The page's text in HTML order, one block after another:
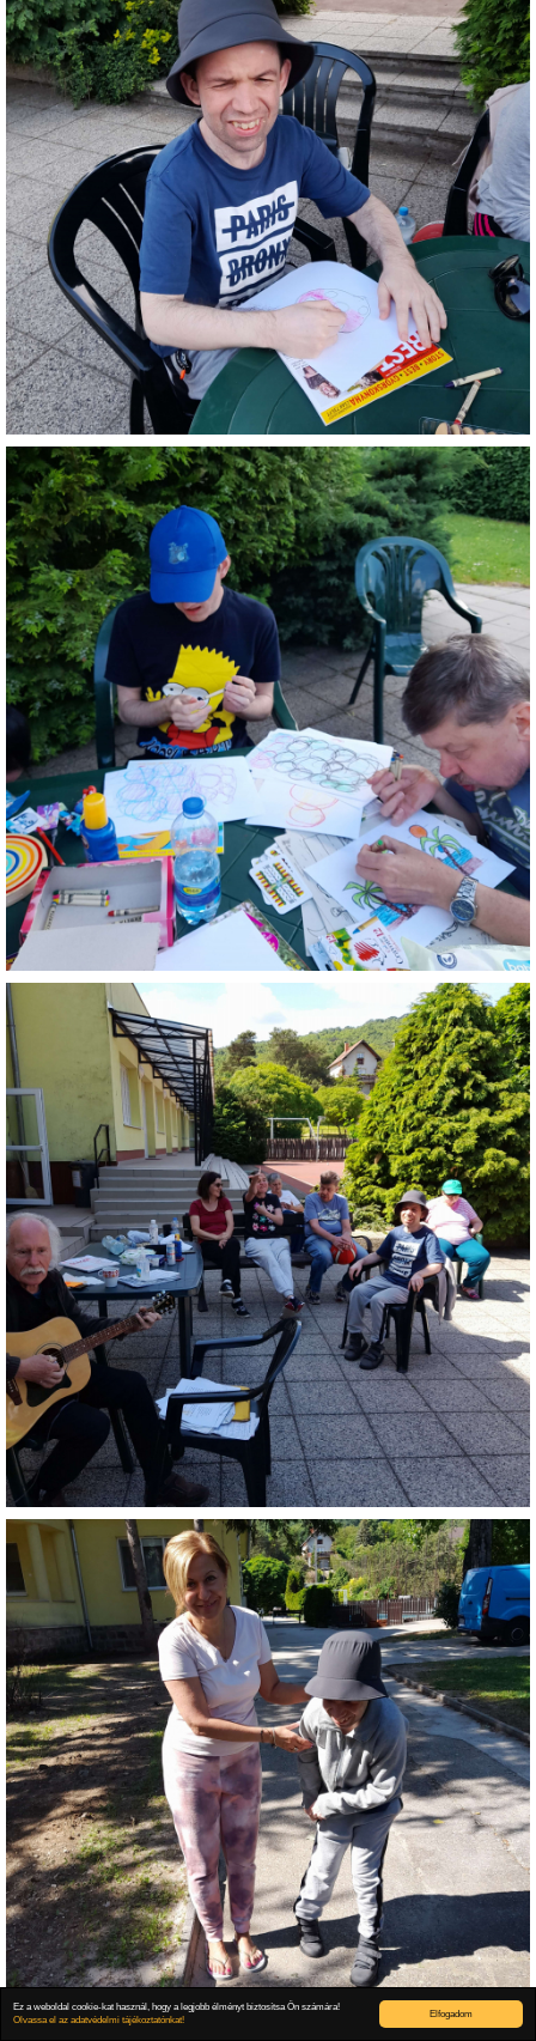
Elfogadom
Ez a weboldal cookie-kat használ, hogy a legjobb élményt biztosítsa Ön számára!
Olvassa el az adatvédelmi tájékoztatónkat!